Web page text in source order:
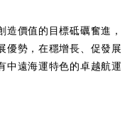
價值的目標砥礪奮進，
優勢，在穩增長、促發展
中遠海運特色的卓越航運